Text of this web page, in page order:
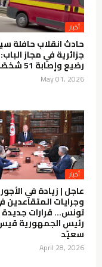
حادث انقلاب حافلة
جزائرية في مجاز
رضيع وإصابة 51 شخصًا
May 01, 2026
عاجل | زيادة في الأجور
وجرايات المتقاعدين
تونس… قرارات
رئيس الجمهورية
سعيّد
April 28, 2026